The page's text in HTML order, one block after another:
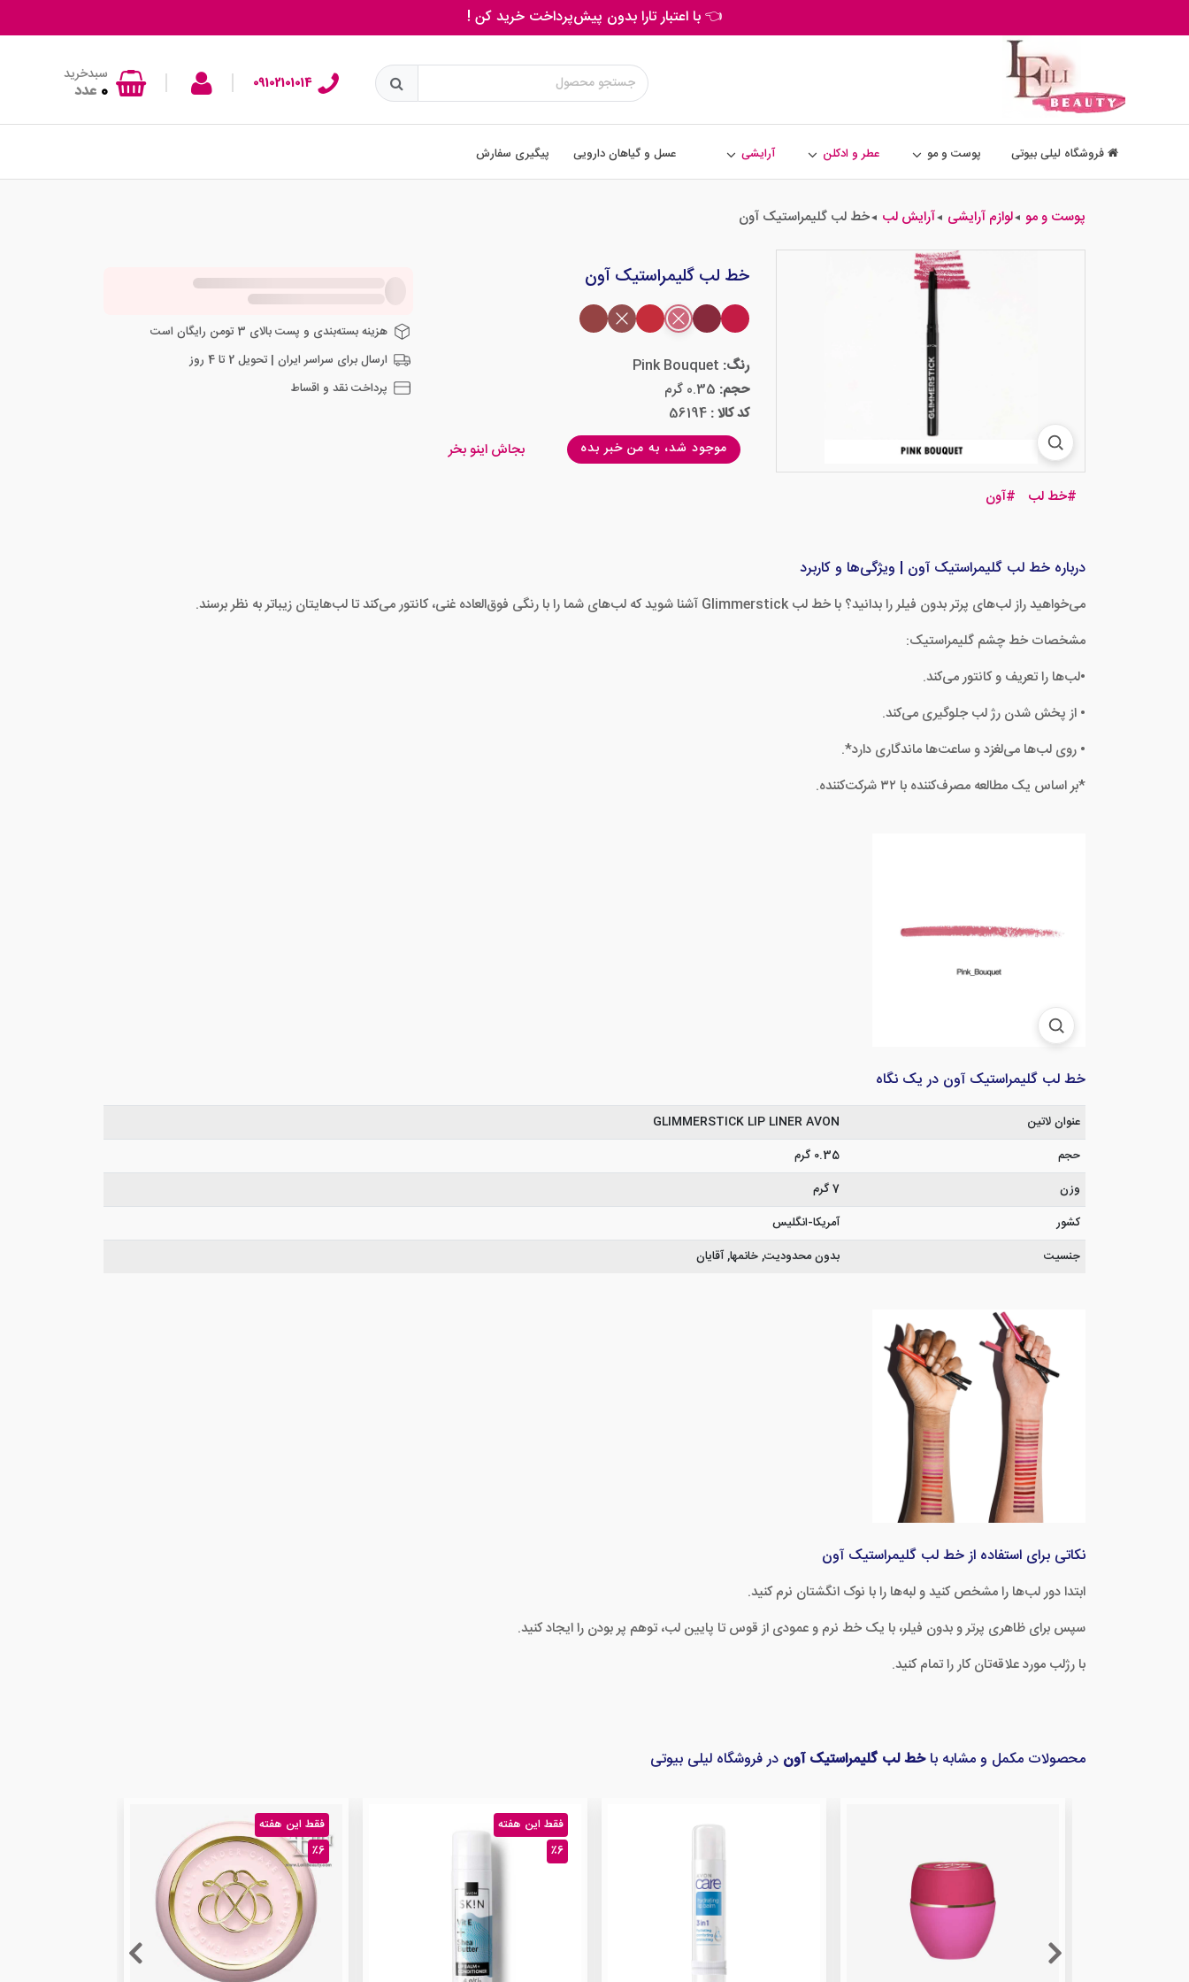
👈 با اعتبار تارا بدون پیش‌پرداخت خرید کن !
09102101014
|
| سبدخرید
0 عدد
فروشگاه لیلی بیوتی پوست و مو عطر و ادکلن آرایشی عسل و گیاهان دارویی پیگیری سفارش
پوست و مو ◄لوازم آرایشی ◄آرایش لب ◄خط لب گلیمراستیک آون
#خط لب #آون
خط لب گلیمراستیک آون
رنگ: Pink Bouquet
حجم: 0.35 گرم
کد کالا : 56194
موجود شد، به من خبر بده بجاش اینو بخر
هزینه بسته‌بندی و پست بالای 3 تومن رایگان است
ارسال برای سراسر ایران | تحویل 2 تا 4 روز
پرداخت نقد و اقساط
درباره خط لب گلیمراستیک آون | ویژگی‌ها و کاربرد
می‌خواهید راز لب‌های پرتر بدون فیلر را بدانید؟ با خط لب Glimmerstick آشنا شوید که لب‌های شما را با رنگی فوق‌العاده غنی، کانتور می‌کند تا لب‌هایتان زیباتر به نظر برسند.
مشخصات خط چشم گلیمراستیک:
•لب‌ها را تعریف و کانتور می‌کند.
• از پخش شدن رژ لب جلوگیری می‌کند.
• روی لب‌ها می‌لغزد و ساعت‌ها ماندگاری دارد*.
*بر اساس یک مطالعه مصرف‌کننده با ۳۲ شرکت‌کننده.
خط لب گلیمراستیک آون در یک نگاه
عنوان لاتین
GLIMMERSTICK LIP LINER AVON
حجم
0.35 گرم
وزن
7 گرم
کشور
آمریکا-انگلیس
جنسیت
بدون محدودیت, خانمها, آقایان
نکاتی برای استفاده از خط لب گلیمراستیک آون
ابتدا دور لب‌ها را مشخص کنید و لبه‌ها را با نوک انگشتان نرم کنید.
سپس برای ظاهری پرتر و بدون فیلر، با یک خط نرم و عمودی از قوس تا پایین لب، توهم پر بودن را ایجاد کنید.
با رژلب مورد علاقه‌تان کار را تمام کنید.
محصولات مکمل و مشابه باخط لب گلیمراستیک آون در فروشگاه لیلی بیوتی
فقط این هفته
٪6
فقط این هفته
٪6